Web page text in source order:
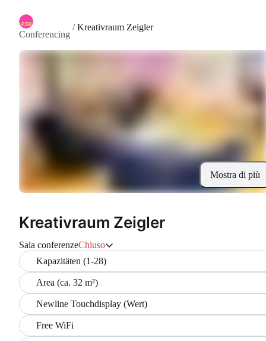
Conferencing
/Kreativraum Zeigler
Mostra di più
Kreativraum Zeigler
Sala conferenzeChiuso
Kapazitäten (1-28)
Area (ca. 32 m²)
Newline Touchdisplay (Wert)
Free WiFi